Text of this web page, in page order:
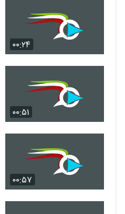
۰۰:۲۴
۰۰:۵۱
۰۰:۵۷